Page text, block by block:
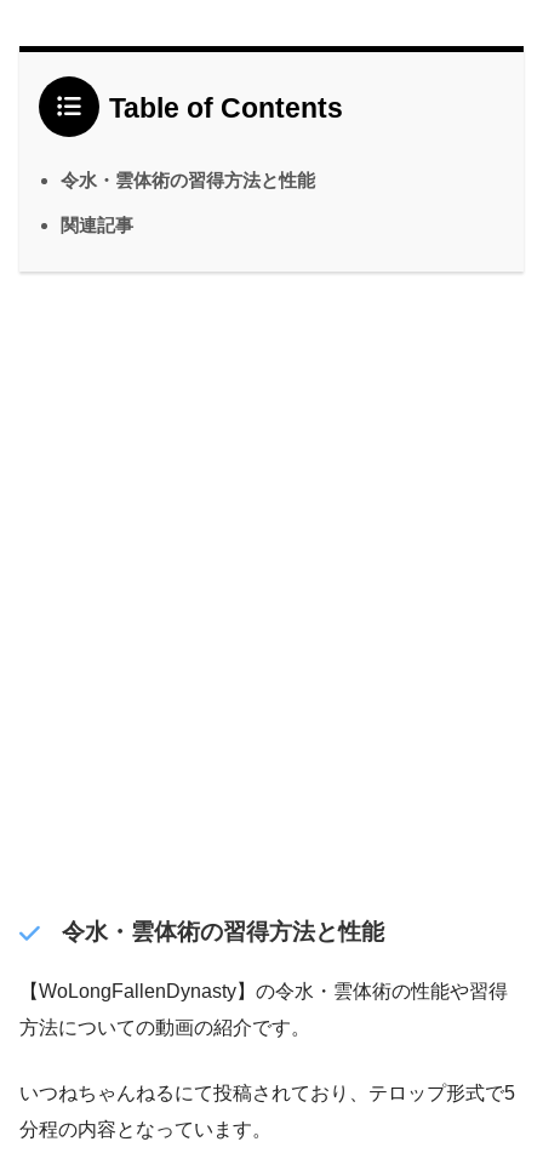
Table of Contents
令水・雲体術の習得方法と性能
関連記事
令水・雲体術の習得方法と性能
【WoLongFallenDynasty】の令水・雲体術の性能や習得
方法についての動画の紹介です。
いつねちゃんねるにて投稿されており、テロップ形式で5
分程の内容となっています。